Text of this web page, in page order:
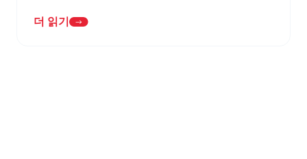
더 읽기